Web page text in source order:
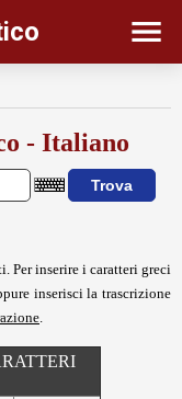
- Italiano
Per inserire i caratteri greci
inserisci la trascrizione